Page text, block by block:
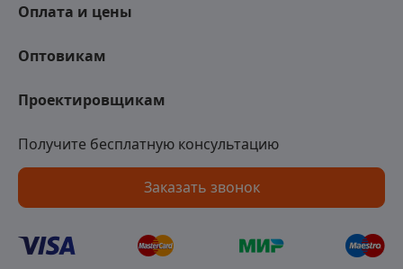
Получите бесплатную консультацию
Заказать звонок
Оплата и цены
Оптовикам
Проектировщикам